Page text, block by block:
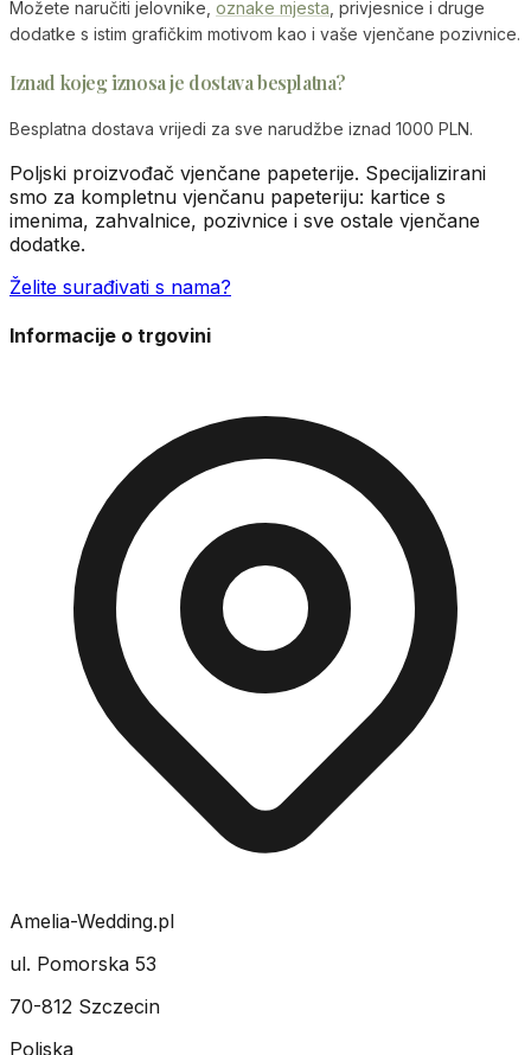
Možete naručiti jelovnike, oznake mjesta , privjesnice i druge
dodatke s istim grafičkim motivom kao i vaše vjenčane pozivnice.
Iznad kojeg iznosa je dostava besplatna?
Besplatna dostava vrijedi za sve narudžbe iznad 1000 PLN.
Poljski proizvođač vjenčane papeterije. Specijalizirani
smo za kompletnu vjenčanu papeteriju: kartice s
imenima, zahvalnice, pozivnice i sve ostale vjenčane
dodatke.
Želite surađivati s nama?
Informacije o trgovini
Amelia-Wedding.pl
ul. Pomorska 53
70-812 Szczecin
Poljska